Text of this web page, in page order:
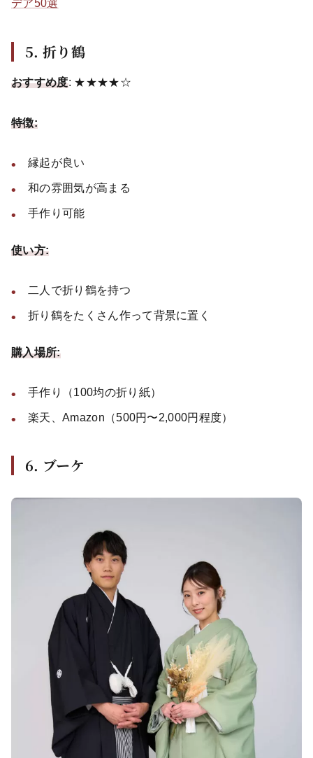
デア50選
5. 折り鶴
おすすめ度: ★★★★☆
特徴:
縁起が良い
和の雰囲気が高まる
手作り可能
使い方:
二人で折り鶴を持つ
折り鶴をたくさん作って背景に置く
購入場所:
手作り（100均の折り紙）
楽天、Amazon（500円〜2,000円程度）
6. ブーケ